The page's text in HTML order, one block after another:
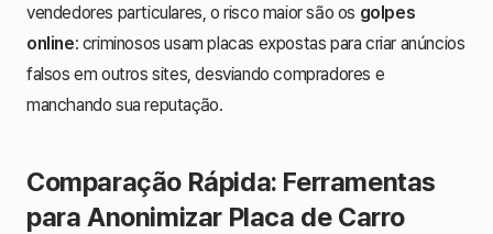
vendedores particulares, o risco maior são os golpes
online: criminosos usam placas expostas para criar anúncios
falsos em outros sites, desviando compradores e
manchando sua reputação.
Comparação Rápida: Ferramentas
para Anonimizar Placa de Carro